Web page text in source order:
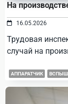
На
16.05.2026
Трудовая
случай на
АППАРАТЧИК